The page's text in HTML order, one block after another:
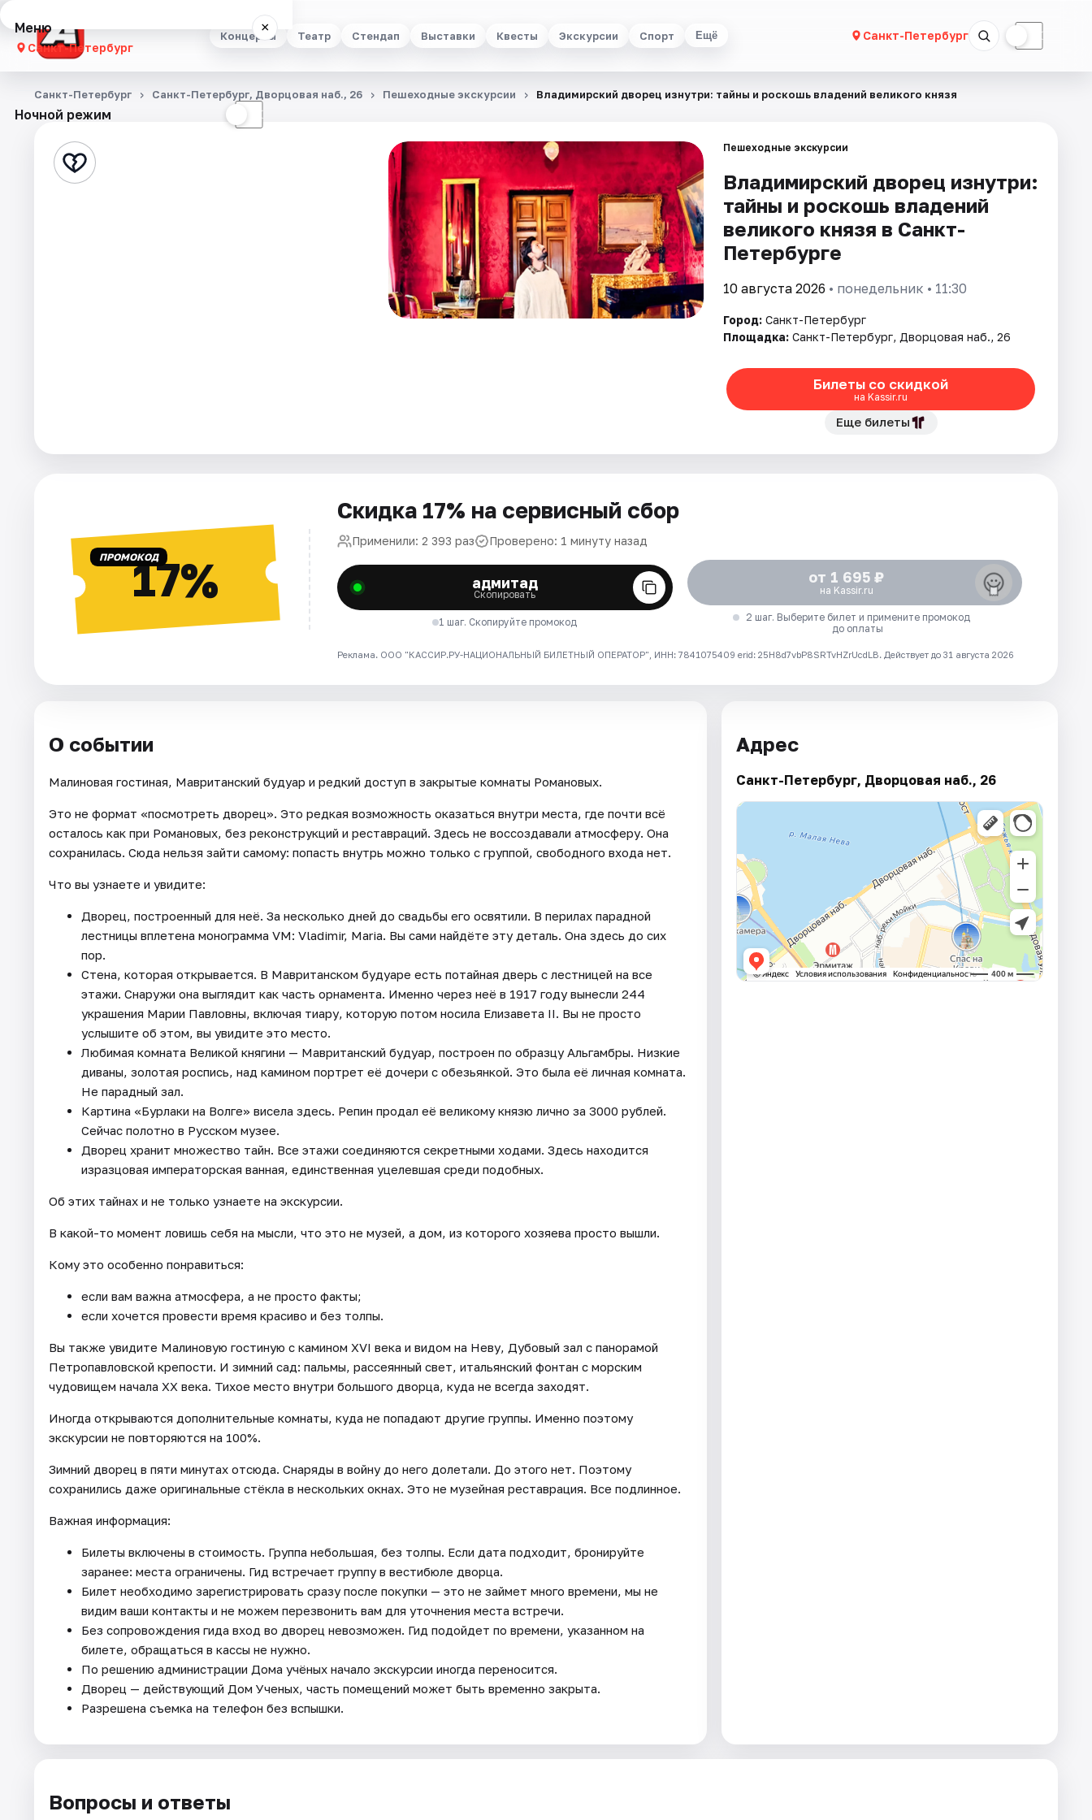
Концерты Театр Стендап Выставки Квесты Экскурсии Спорт Ещё Санкт-Петербург ☾
Меню ×
Санкт-Петербург
Концерты
Стендап
Ночной режим ☾
Санкт-Петербург Санкт-Петербург, Дворцовая наб., 26 Пешеходные экскурсии Владимирский дворец изнутри: тайны и роскошь владений великого князя
Пешеходные экскурсии
Владимирский дворец изнутри:
тайны и роскошь владений
великого князя в Санкт-
Петербурге
10 августа 2026 • понедельник • 11:30
Город: Санкт-Петербург
Площадка: Санкт-Петербург, Дворцовая наб., 26
Билеты со скидкой
на Kassir.ru
Еще билеты
ПРОМОКОД17%
Скидка 17% на сервисный сбор
Применили: 2 393 раз Проверено: 1 минуту назад
адмитад
Скопировать
1 шаг. Скопируйте промокод
от 1 695 ₽
на Kassir.ru
2 шаг. Выберите билет и примените промокод
до оплаты
Реклама. ООО "КАССИР.РУ-НАЦИОНАЛЬНЫЙ БИЛЕТНЫЙ ОПЕРАТОР", ИНН: 7841075409 erid: 25H8d7vbP8SRTvHZrUcdLB. Действует до 31 августа 2026
О событии
Малиновая гостиная, Мавританский будуар и редкий доступ в закрытые комнаты Романовых.
Это не формат «посмотреть дворец». Это редкая возможность оказаться внутри места, где почти всё
осталось как при Романовых, без реконструкций и реставраций. Здесь не воссоздавали атмосферу. Она
сохранилась. Сюда нельзя зайти самому: попасть внутрь можно только с группой, свободного входа нет.
Что вы узнаете и увидите:
Дворец, построенный для неё. За несколько дней до свадьбы его освятили. В перилах парадной
лестницы вплетена монограмма VM: Vladimir, Maria. Вы сами найдёте эту деталь. Она здесь до сих
пор.
Стена, которая открывается. В Мавританском будуаре есть потайная дверь c лестницей на все
этажи. Снаружи она выглядит как часть орнамента. Именно через неё в 1917 году вынесли 244
украшения Марии Павловны, включая тиару, которую потом носила Елизавета II. Вы не просто
услышите об этом, вы увидите это место.
Любимая комната Великой княгини — Мавританский будуар, построен по образцу Альгамбры. Низкие
диваны, золотая роспись, над камином портрет её дочери с обезьянкой. Это была её личная комната.
Не парадный зал.
Картина «Бурлаки на Волге» висела здесь. Репин продал её великому князю лично за 3000 рублей.
Сейчас полотно в Русском музее.
Дворец хранит множество тайн. Все этажи соединяются секретными ходами. Здесь находится
изразцовая императорская ванная, единственная уцелевшая среди подобных.
Об этих тайнах и не только узнаете на экскурсии.
В какой-то момент ловишь себя на мысли, что это не музей, а дом, из которого хозяева просто вышли.
Кому это особенно понравиться:
если вам важна атмосфера, а не просто факты;
если хочется провести время красиво и без толпы.
Вы также увидите Малиновую гостиную с камином XVI века и видом на Неву, Дубовый зал с панорамой
Петропавловской крепости. И зимний сад: пальмы, рассеянный свет, итальянский фонтан с морским
чудовищем начала XX века. Тихое место внутри большого дворца, куда не всегда заходят.
Иногда открываются дополнительные комнаты, куда не попадают другие группы. Именно поэтому
экскурсии не повторяются на 100%.
Зимний дворец в пяти минутах отсюда. Снаряды в войну до него долетали. До этого нет. Поэтому
сохранились даже оригинальные стёкла в нескольких окнах. Это не музейная реставрация. Все подлинное.
Важная информация:
Билеты включены в стоимость. Группа небольшая, без толпы. Если дата подходит, бронируйте
заранее: места ограничены. Гид встречает группу в вестибюле дворца.
Билет необходимо зарегистрировать сразу после покупки — это не займет много времени, мы не
видим ваши контакты и не можем перезвонить вам для уточнения места встречи.
Без сопровождения гида вход во дворец невозможен. Гид подойдет по времени, указанном на
билете, обращаться в кассы не нужно.
По решению администрации Дома учёных начало экскурсии иногда переносится.
Дворец — действующий Дом Ученых, часть помещений может быть временно закрыта.
Разрешена съемка на телефон без вспышки.
Адрес
Санкт-Петербург, Дворцовая наб., 26
Вопросы и ответы